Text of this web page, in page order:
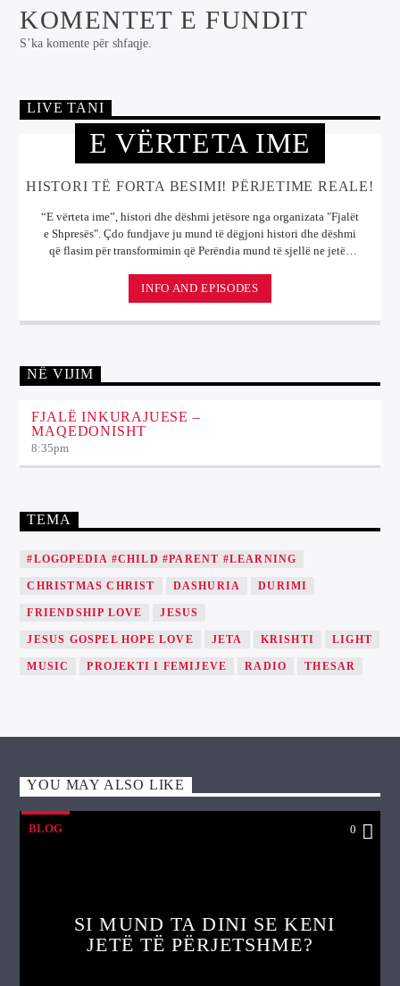
KOMENTET E FUNDIT
S’ka komente për shfaqje.
LIVE TANI
E VËRTETA IME
HISTORI TË FORTA BESIMI! PËRJETIME REALE!
“E vërteta ime”, histori dhe dëshmi jetësore nga organizata "Fjalët
e Shpresës". Çdo fundjave ju mund të dëgjoni histori dhe dëshmi
që flasim për transformimin që Perëndia mund të sjellë ne jetën
rëndësishëm është Perëndia në jetën tonë.
INFO AND EPISODES
NË VIJIM
FJALË INKURAJUESE –
MAQEDONISHT
8:35pm
TEMA
#LOGOPEDIA #CHILD #PARENT #LEARNING
CHRISTMAS CHRIST DASHURIA DURIMI
FRIENDSHIP LOVE JESUS
JESUS GOSPEL HOPE LOVE JETA KRISHTI LIGHT
MUSIC PROJEKTI I FEMIJEVE RADIO THESAR
YOU MAY ALSO LIKE
BLOG 0
SI MUND TA DINI SE KENI
JETË TË PËRJETSHME?